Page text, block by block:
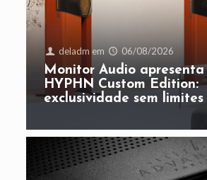
deladm em 06/08/2026
Monitor Audio apresenta
HYPHN Custom Edition:
exclusividade sem limites